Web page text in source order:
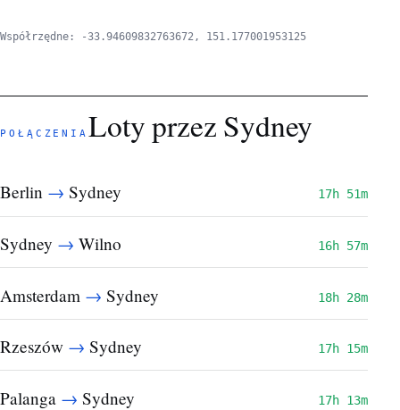
Współrzędne: -33.94609832763672, 151.177001953125
POŁĄCZENIALoty przez Sydney
Berlin → Sydney 17h 51m
Sydney → Wilno 16h 57m
Amsterdam → Sydney 18h 28m
Rzeszów → Sydney 17h 15m
Palanga → Sydney 17h 13m